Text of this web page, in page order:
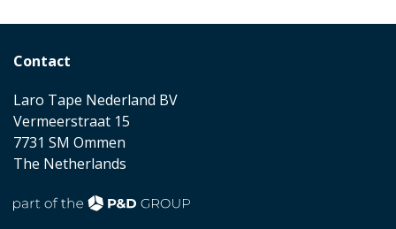
Contact
Laro Tape Nederland BV
Vermeerstraat 15
7731 SM Ommen
The Netherlands